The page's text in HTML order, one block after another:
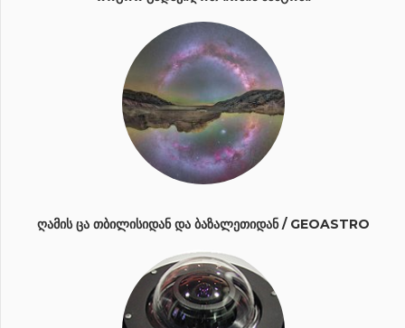
ᲦᲐᲛᲘᲡ ᲪᲐ ᲗᲑᲘᲚᲘᲡᲘᲓᲐᲜ ᲓᲐ ᲑᲐᲖᲐᲚᲔᲗᲘᲓᲐᲜ / GEOASTRO